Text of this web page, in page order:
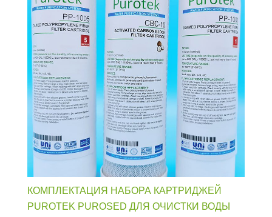
КОМПЛЕКТАЦИЯ НАБОРА КАРТРИДЖЕЙ
PUROTEK PUROSED ДЛЯ ОЧИСТКИ ВОДЫ